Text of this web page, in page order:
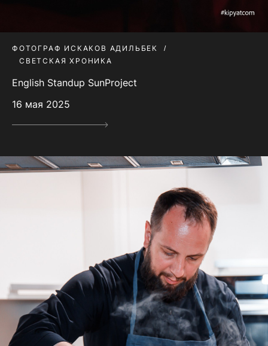
ФОТОГРАФ ИСКАКОВ АДИЛЬБЕК
СВЕТСКАЯ ХРОНИКА
English Standup SunProject
16 мая 2025